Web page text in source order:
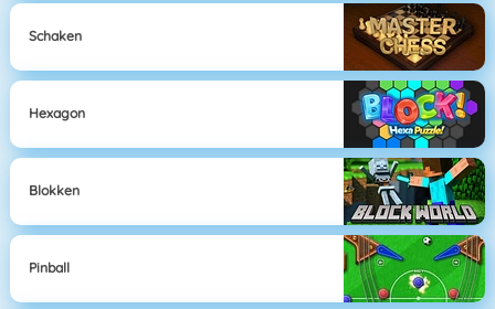
Schaken
Hexagon
Blokken
Pinball